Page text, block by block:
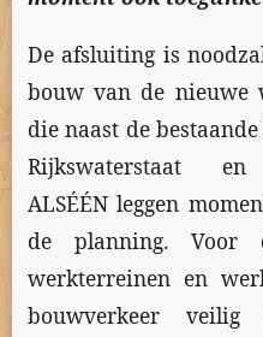
De afsluiting is
bouw van de nieuwe
die naast de
Rijkswaterstaat en
ALSÉÉN leggen
de planning. Voor
werkterreinen en
bouwverkeer